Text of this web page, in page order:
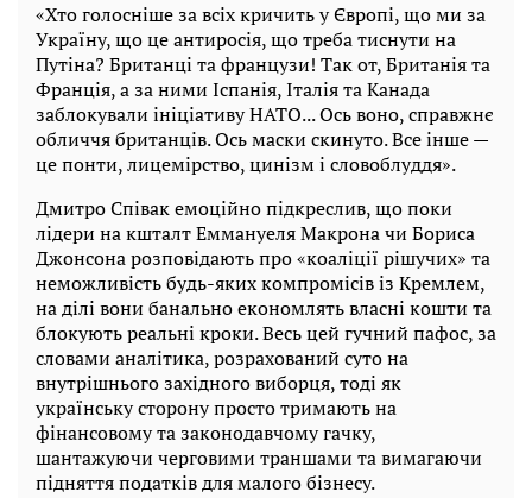
«Хто голосніше за всіх кричить у Європі, що ми за
Україну, що це антиросія, що треба тиснути на
Путіна? Британці та французи! Так от, Британія та
Франція, а за ними Іспанія, Італія та Канада
заблокували ініціативу НАТО... Ось воно, справжнє
обличчя британців. Ось маски скинуто. Все інше —
це понти, лицемірство, цинізм і словоблуддя».
Дмитро Співак емоційно підкреслив, що поки
лідери на кшталт Еммануеля Макрона чи Бориса
Джонсона розповідають про «коаліції рішучих» та
неможливість будь-яких компромісів із Кремлем,
на ділі вони банально економлять власні кошти та
блокують реальні кроки. Весь цей гучний пафос, за
словами аналітика, розрахований суто на
внутрішнього західного виборця, тоді як
українську сторону просто тримають на
фінансовому та законодавчому гачку,
шантажуючи черговими траншами та вимагаючи
підняття податків для малого бізнесу.